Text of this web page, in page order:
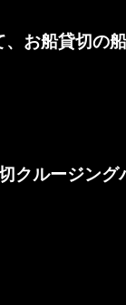
お船貸切の
クルージング